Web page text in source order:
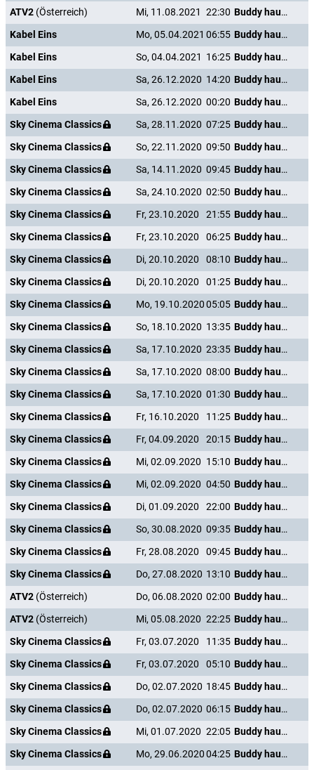
ATV2 (Österreich) Mi, 11.08.2021 22:30
Buddy haut den Lukas
Kabel Eins
Mo, 05.04.2021 06:55
Buddy haut den Lukas
Kabel Eins
So, 04.04.2021 16:25
Buddy haut den Lukas
Kabel Eins
Sa, 26.12.2020 14:20
Buddy haut den Lukas
Kabel Eins
Sa, 26.12.2020 00:20
Buddy haut den Lukas
Sky Cinema Classics
Sa, 28.11.2020 07:25
Buddy haut den Lukas
Sky Cinema Classics
So, 22.11.2020 09:50
Buddy haut den Lukas
Sky Cinema Classics
Sa, 14.11.2020 09:45
Buddy haut den Lukas
Sky Cinema Classics
Sa, 24.10.2020 02:50
Buddy haut den Lukas
Sky Cinema Classics
Fr, 23.10.2020 21:55
Buddy haut den Lukas
Sky Cinema Classics
Fr, 23.10.2020 06:25
Buddy haut den Lukas
Sky Cinema Classics
Di, 20.10.2020 08:10
Buddy haut den Lukas
Sky Cinema Classics
Di, 20.10.2020 01:25
Buddy haut den Lukas
Sky Cinema Classics
Mo, 19.10.202005:05
Buddy haut den Lukas
Sky Cinema Classics
So, 18.10.2020 13:35
Buddy haut den Lukas
Sky Cinema Classics
Sa, 17.10.2020 23:35
Buddy haut den Lukas
Sky Cinema Classics
Sa, 17.10.2020 08:00
Buddy haut den Lukas
Sky Cinema Classics
Sa, 17.10.2020 01:30
Buddy haut den Lukas
Sky Cinema Classics
Fr, 16.10.2020 11:25
Buddy haut den Lukas
Sky Cinema Classics
Fr, 04.09.2020 20:15
Buddy haut den Lukas
Sky Cinema Classics
Mi, 02.09.2020 15:10
Buddy haut den Lukas
Sky Cinema Classics
Mi, 02.09.2020 04:50
Buddy haut den Lukas
Sky Cinema Classics
Di, 01.09.2020 22:00
Buddy haut den Lukas
Sky Cinema Classics
So, 30.08.2020 09:35
Buddy haut den Lukas
Sky Cinema Classics
Fr, 28.08.2020 09:45
Buddy haut den Lukas
Sky Cinema Classics
Do, 27.08.2020 13:10
Buddy haut den Lukas
ATV2 (Österreich) Do, 06.08.2020 02:00
Buddy haut den Lukas
ATV2 (Österreich) Mi, 05.08.2020 22:25
Buddy haut den Lukas
Sky Cinema Classics
Fr, 03.07.2020 11:35
Buddy haut den Lukas
Sky Cinema Classics
Fr, 03.07.2020 05:10
Buddy haut den Lukas
Sky Cinema Classics
Do, 02.07.2020 18:45
Buddy haut den Lukas
Sky Cinema Classics
Do, 02.07.2020 06:15
Buddy haut den Lukas
Sky Cinema Classics
Mi, 01.07.2020 22:05
Buddy haut den Lukas
Sky Cinema Classics
Mo, 29.06.202004:25
Buddy haut den Lukas